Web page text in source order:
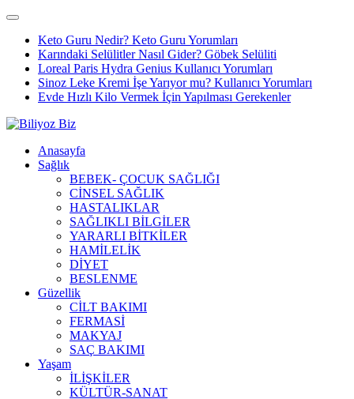
Keto Guru Nedir? Keto Guru Yorumları
Karındaki Selülitler Nasıl Gider? Göbek Selüliti
Loreal Paris Hydra Genius Kullanıcı Yorumları
Sinoz Leke Kremi İşe Yarıyor mu? Kullanıcı Yorumları
Evde Hızlı Kilo Vermek İçin Yapılması Gerekenler
Anasayfa
Sağlık
BEBEK- ÇOCUK SAĞLIĞI
CİNSEL SAĞLIK
HASTALIKLAR
SAĞLIKLI BİLGİLER
YARARLI BİTKİLER
HAMİLELİK
DİYET
BESLENME
Güzellik
CİLT BAKIMI
FERMASİ
MAKYAJ
SAÇ BAKIMI
Yaşam
İLİŞKİLER
KÜLTÜR-SANAT